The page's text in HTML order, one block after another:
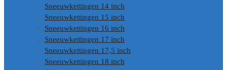
Sneeuwkettingen 14 inch
Sneeuwkettingen 15 inch
Sneeuwkettingen 16 inch
Sneeuwkettingen 17 inch
Sneeuwkettingen 17,5 inch
Sneeuwkettingen 18 inch